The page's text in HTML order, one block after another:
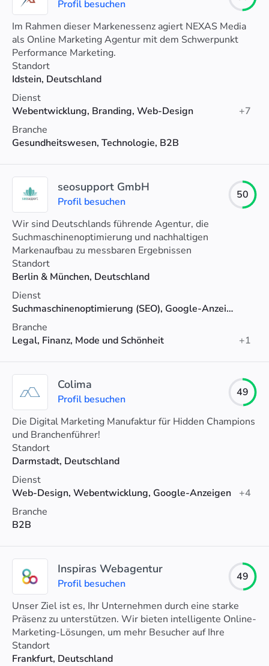
Profil besuchen
Im Rahmen dieser Markenessenz agiert NEXAS Media
als Online Marketing Agentur mit dem Schwerpunkt
Performance Marketing.
Standort
Idstein, Deutschland
Dienst
Webentwicklung, Branding, Web-Design
+7
Branche
Gesundheitswesen, Technologie, B2B
seosupport GmbH
Profil besuchen
50
Wir sind Deutschlands führende Agentur, die
Suchmaschinenoptimierung und nachhaltigen
Markenaufbau zu messbaren Ergebnissen
zusammenführt. Durch die Positionierung der Website
auf den vorderen Plätzen bei Google, helfen wir
Unternehmen dabei, die richtigen Zielgruppen genau
dort abzuholen, wo sie sich auch aufhalten.
Standort
Berlin & München, Deutschland
Dienst
Suchmaschinenoptimierung (SEO), Google-Anzeigen, Social-Media-Werbung
Branche
Legal, Finanz, Mode und Schönheit
+1
Colima
Profil besuchen
49
Die Digital Marketing Manufaktur für Hidden Champions
und Branchenführer!
Standort
Darmstadt, Deutschland
Dienst
Web-Design, Webentwicklung, Google-Anzeigen
+4
Branche
B2B
Inspiras Webagentur
Profil besuchen
49
Unser Ziel ist es, Ihr Unternehmen durch eine starke
Präsenz zu unterstützen. Wir bieten intelligente Online-
Marketing-Lösungen, um mehr Besucher auf Ihre
Website zu bringen und neue Kunden zu gewinnen.
Standort
Frankfurt, Deutschland